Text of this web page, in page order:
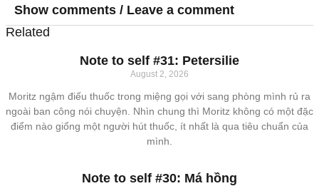
Show comments / Leave a comment
Related
Note to self #31: Petersilie
August 2, 2026
Moritz ngậm điếu thuốc trong miệng gọi với sang phòng mình rủ ra
ngoài ban công nói chuyện. Nhìn chung thì Moritz không có một đặc
điểm nào giống một người hút thuốc, ít nhất là qua tiêu chuẩn của
mình.
Note to self #30: Má hồng